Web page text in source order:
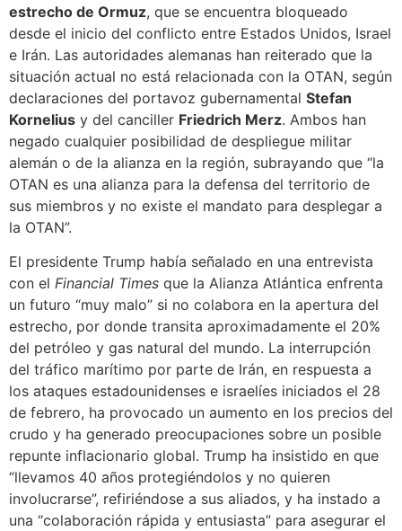
estrecho de Ormuz, que se encuentra bloqueado
desde el inicio del conflicto entre Estados Unidos, Israel
e Irán. Las autoridades alemanas han reiterado que la
situación actual no está relacionada con la OTAN, según
declaraciones del portavoz gubernamental Stefan
Kornelius y del canciller Friedrich Merz. Ambos han
negado cualquier posibilidad de despliegue militar
alemán o de la alianza en la región, subrayando que “la
OTAN es una alianza para la defensa del territorio de
sus miembros y no existe el mandato para desplegar a
la OTAN”.
El presidente Trump había señalado en una entrevista
con el Financial Times que la Alianza Atlántica enfrenta
un futuro “muy malo” si no colabora en la apertura del
estrecho, por donde transita aproximadamente el 20%
del petróleo y gas natural del mundo. La interrupción
del tráfico marítimo por parte de Irán, en respuesta a
los ataques estadounidenses e israelíes iniciados el 28
de febrero, ha provocado un aumento en los precios del
crudo y ha generado preocupaciones sobre un posible
repunte inflacionario global. Trump ha insistido en que
“llevamos 40 años protegiéndolos y no quieren
involucrarse”, refiriéndose a sus aliados, y ha instado a
una “colaboración rápida y entusiasta” para asegurar el